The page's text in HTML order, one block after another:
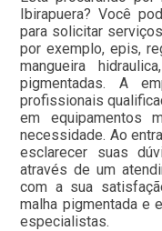
Ibirapuera? Você
para solicitar
por exemplo, epis,
mangueira
pigmentadas. A
profissionais
em equipamentos
necessidade. Ao
esclarecer suas
através de um
com a sua
malha pigmentada e
especialistas.